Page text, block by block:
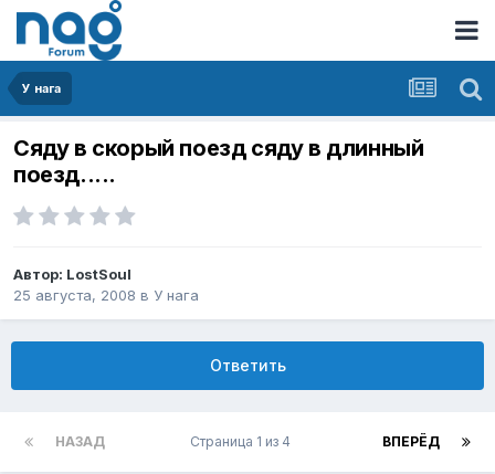
У нага
Сяду в скорый поезд сяду в длинный
поезд.....
Автор: LostSoul
25 августа, 2008 в У нага
Ответить
НАЗАД ВПЕРЁД
Страница 1 из 4